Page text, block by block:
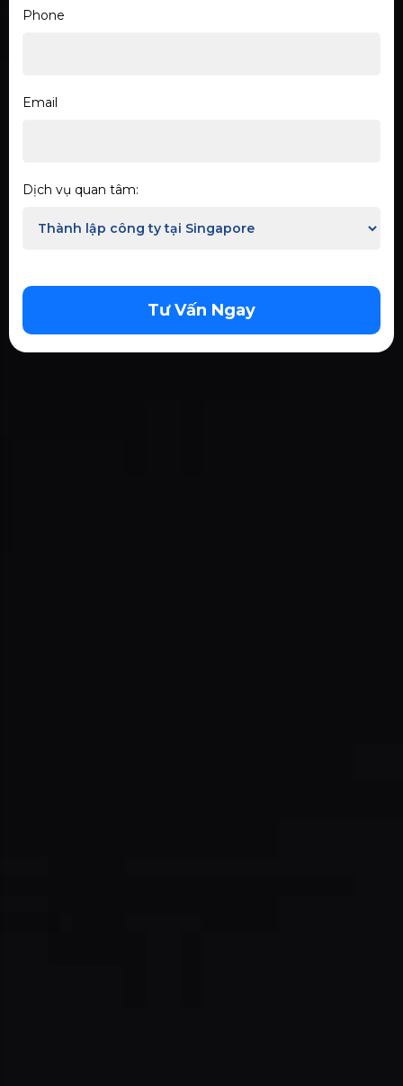
Phone
Email
Dịch vụ quan tâm:
Tư Vấn Ngay